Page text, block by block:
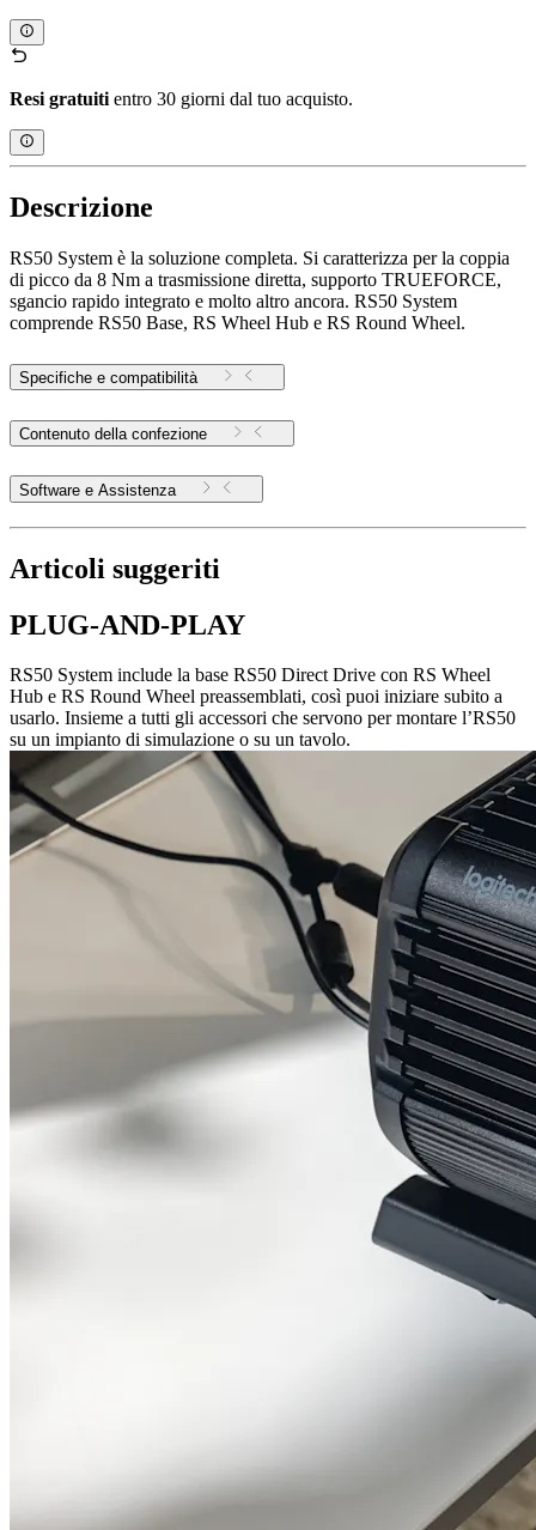
Resi gratuiti entro 30 giorni dal tuo acquisto.
Descrizione
RS50 System è la soluzione completa. Si caratterizza per la coppia
di picco da 8 Nm a trasmissione diretta, supporto TRUEFORCE,
sgancio rapido integrato e molto altro ancora. RS50 System
comprende RS50 Base, RS Wheel Hub e RS Round Wheel.
Specifiche e compatibilità
Contenuto della confezione
Software e Assistenza
Articoli suggeriti
PLUG-AND-PLAY
RS50 System include la base RS50 Direct Drive con RS Wheel
Hub e RS Round Wheel preassemblati, così puoi iniziare subito a
usarlo. Insieme a tutti gli accessori che servono per montare l’RS50
su un impianto di simulazione o su un tavolo.